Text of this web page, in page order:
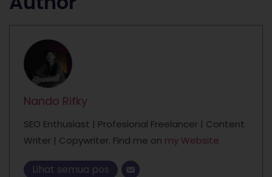
Nando Rifky
SEO Enthusiast | Profesional Freelancer | Content
Writer | Copywriter. Find me on my Website
Lihat semua pos